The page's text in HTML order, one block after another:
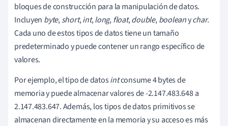
bloques de construcción para la manipulación de datos.
Incluyen byte,short,int,long,float,double,booleanychar.
Cada uno de estos tipos de datos tiene un tamaño
predeterminado y puede contener un rango específico de
valores.
Por ejemplo, el tipo de datosintconsume 4 bytes de
memoria y puede almacenar valores de -2.147.483.648 a
2.147.483.647. Además, los tipos de datos primitivos se
almacenan directamente en la memoria y su acceso es más